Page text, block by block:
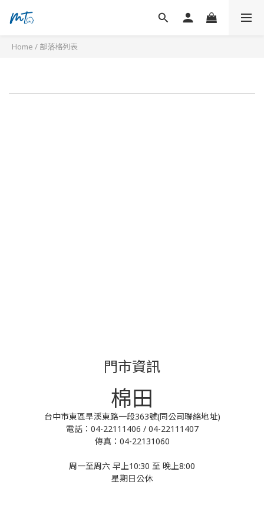
Home / 部落格列表
門市資訊
棉田
台中市東區旱溪東路一段363號(同公司聯絡地址)
電話：04-22111406 / 04-22111407
傳真：04-22131060
周一至周六 早上10:30 至 晚上8:00
星期日公休